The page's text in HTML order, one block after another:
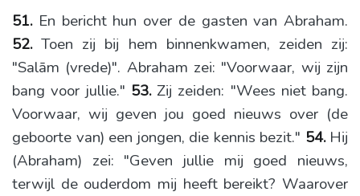
51. En bericht hun over de gasten van Abraham.
52. Toen zij bij hem binnenkwamen, zeiden zij:
"Salām (vrede)". Abraham zei: "Voorwaar, wij zijn
bang voor jullie." 53. Zij zeiden: "Wees niet bang.
Voorwaar, wij geven jou goed nieuws over (de
geboorte van) een jongen, die kennis bezit." 54. Hij
(Abraham) zei: "Geven jullie mij goed nieuws,
terwijl de ouderdom mij heeft bereikt? Waarover